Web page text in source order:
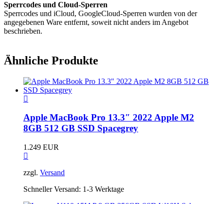
Sperrcodes und Cloud-Sperren
Sperrcodes und iCloud, GoogleCloud-Sperren wurden von der
angegebenen Ware entfernt, soweit nicht anders im Angebot
beschrieben.
Ähnliche Produkte
Apple MacBook Pro 13.3″ 2022 Apple M2
8GB 512 GB SSD Spacegrey
1.249 EUR
zzgl. Versand
Schneller Versand: 1-3 Werktage